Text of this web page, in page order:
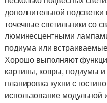
дополнительной
точечные светильники со
люминесцентными
подиума или
Хорошо выполняют
картины, ковры, подиумы и
планировка кухни с
использование